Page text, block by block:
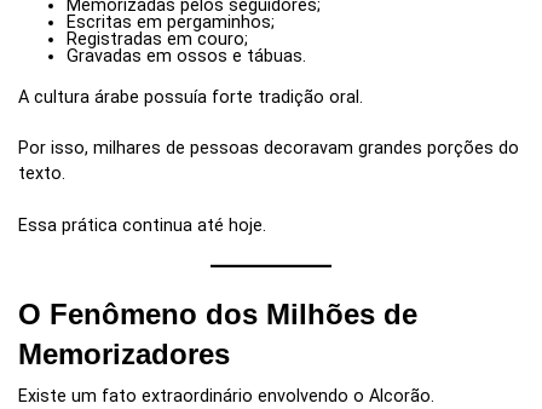
Memorizadas pelos seguidores;
Escritas em pergaminhos;
Registradas em couro;
Gravadas em ossos e tábuas.
A cultura árabe possuía forte tradição oral.
Por isso, milhares de pessoas decoravam grandes porções do
texto.
Essa prática continua até hoje.
O Fenômeno dos Milhões de
Memorizadores
Existe um fato extraordinário envolvendo o Alcorão.